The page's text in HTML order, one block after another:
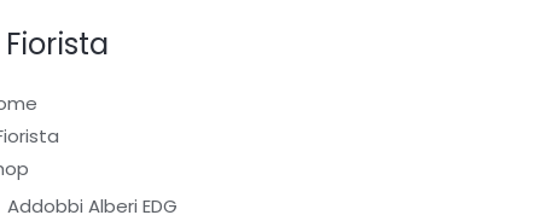
Fiorista
Addobbi Alberi EDG